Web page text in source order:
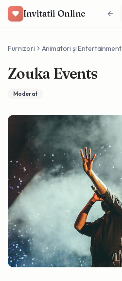
Invitatii Online
Furnizori Animatori și Entertainment
Zouka Events
Moderat